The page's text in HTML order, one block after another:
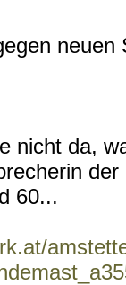
neuen
nicht da,
60...